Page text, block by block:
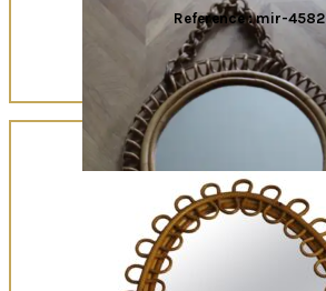
Reference : mir-4582